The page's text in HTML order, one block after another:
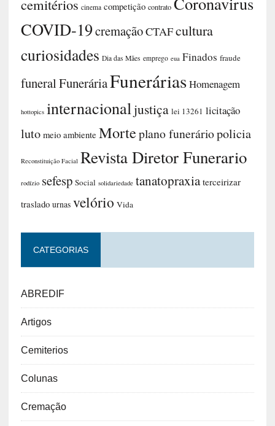
cemitérios cinema competição contrato
COVID-19cremaçãoCTAFcultura
curiosidades Dia das Mães emprego eua Finados fraude
funeralFuneráriaFuneráriasHomenagem
hottopics internacionaljustiça lei 13261 licitação
luto meio ambiente Morteplano funeráriopolicia
Reconstituição Facial Revista Diretor Funerario
rodízio sefesp Social solidariedade tanatopraxia terceirizar
traslado urnas velório Vida
CATEGORIAS
ABREDIF
Artigos
Cemiterios
Colunas
Cremação